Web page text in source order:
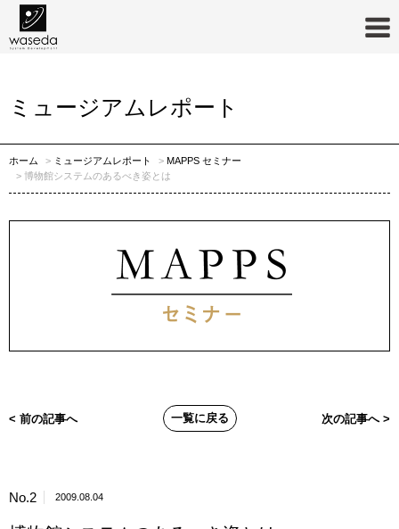
MAPPS セミナー
ミュージアムレポート
ホーム ミュージアムレポート
MAPPS セミナー
博物館システムのあるべき姿とは
< 前の記事へ 一覧に戻る 次の記事へ >
No.2 2009.08.04